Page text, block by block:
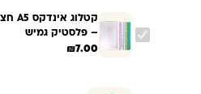
– פלסטיק גמיש
₪7.00